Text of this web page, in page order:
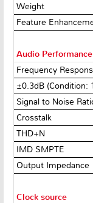
Weight
Feature
Audio Performance
Frequency
±0.3dB (Condition:
Signal to Noise
Crosstalk
THD+N
IMD SMPTE
Output Impedance
Clock source